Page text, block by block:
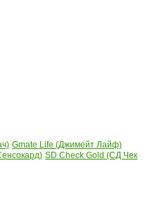
Gmate Life (Джимейт Лайф)
SD Check Gold (СД Чек